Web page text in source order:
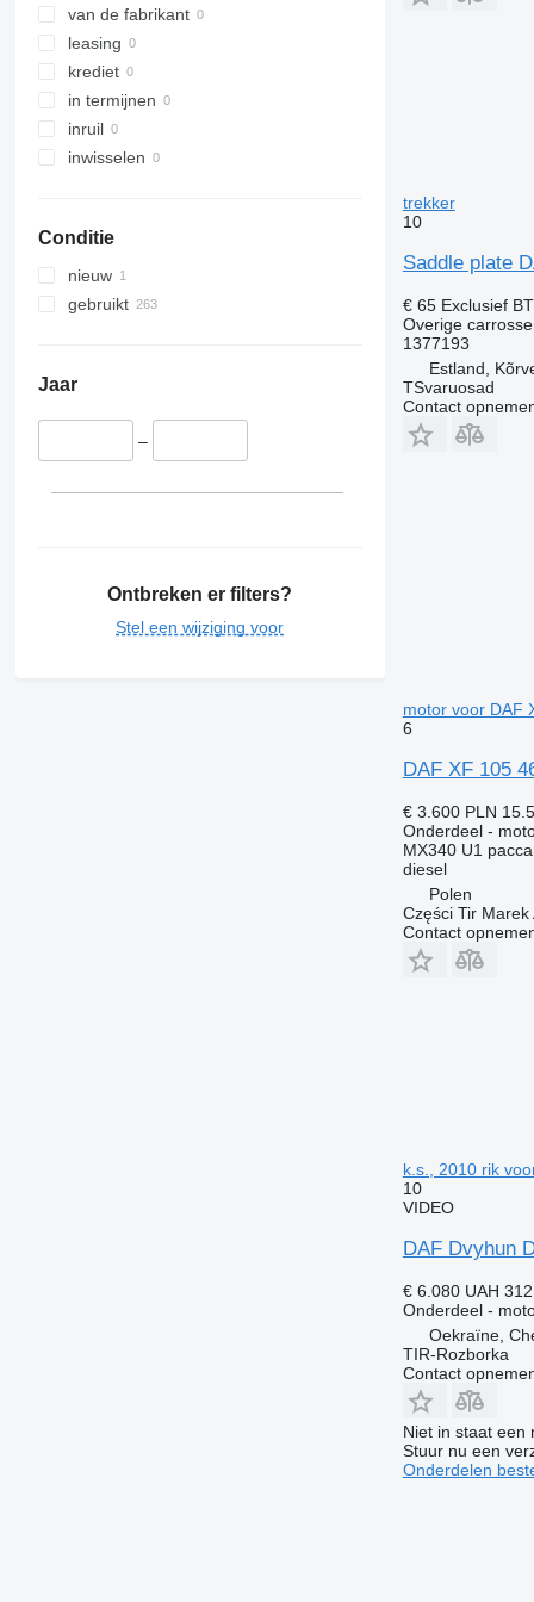
van de fabrikant
leasing
krediet
in termijnen
inruil
inwisselen
Conditie
nieuw
gebruikt
Jaar
–
Ontbreken er filters?
Stel een wijziging voor
trekker
10
Saddle plate
€ 65 Exclusief
Overige
1377193
Estland,
TSvaruosad
Contact
motor voor DAF
6
DAF XF 105
€ 3.600 PLN
Onderdeel -
MX340 U1
diesel
Polen
Części Tir Marek
Contact
k.s., 2010 rik
10
VIDEO
DAF Dvyhun
€ 6.080 UAH
Onderdeel -
Oekraïne,
TIR-Rozborka
Contact
Niet in staat een
Stuur nu een
Onderdelen